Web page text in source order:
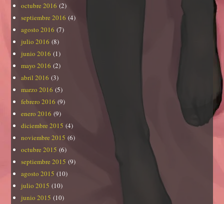
octubre 2016 (2)
septiembre 2016 (4)
agosto 2016 (7)
julio 2016 (8)
junio 2016 (1)
mayo 2016 (2)
abril 2016 (3)
marzo 2016 (5)
febrero 2016 (9)
enero 2016 (9)
diciembre 2015 (4)
noviembre 2015 (6)
octubre 2015 (6)
septiembre 2015 (9)
agosto 2015 (10)
julio 2015 (10)
junio 2015 (10)